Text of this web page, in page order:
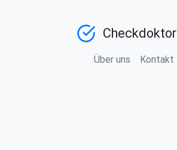
Checkdoktor
Über uns Kontakt